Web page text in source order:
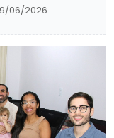
06/2026